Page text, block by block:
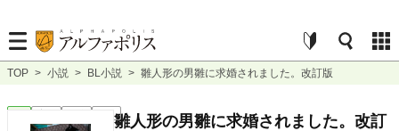
TOP > 小説 > BL小説 > 雛人形の男雛に求婚されました。改訂版
雛人形の男雛に求婚されました。改訂